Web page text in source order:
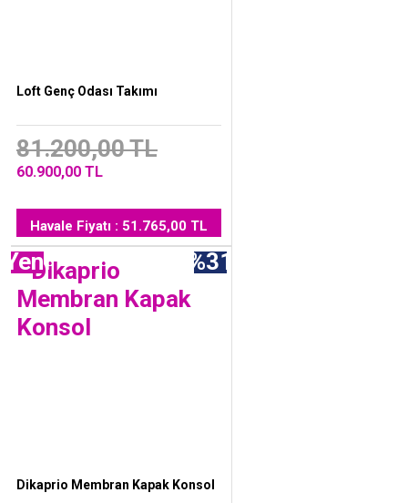
Loft Genç Odası Takımı
81.200,00 TL
60.900,00 TL
Havale Fiyatı : 51.765,00 TL
%31
Yeni
Dikaprio Membran Kapak Konsol